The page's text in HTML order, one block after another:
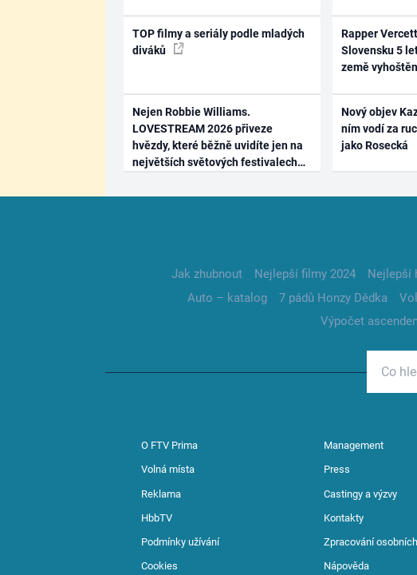
TOP filmy a seriály podle mladých
diváků
Nejen Robbie Williams.
LOVESTREAM 2026 přiveze
hvězdy, které běžně uvidíte jen na
největších světových festivalech
Rapper
Slovensku 5
země vyhoštěn
Nový objev
ním vodí za
jako Rosecká
Jak zhubnout Nejlepší filmy 2024 Nejlepší
Auto – katalog
7 pádů Honzy Dědka
Výpočet
O FTV Prima Management
Volná místa Press
Reklama Castingy a výzvy
HbbTV Kontakty
Podmínky užívání Zpracování
Cookies Nápověda